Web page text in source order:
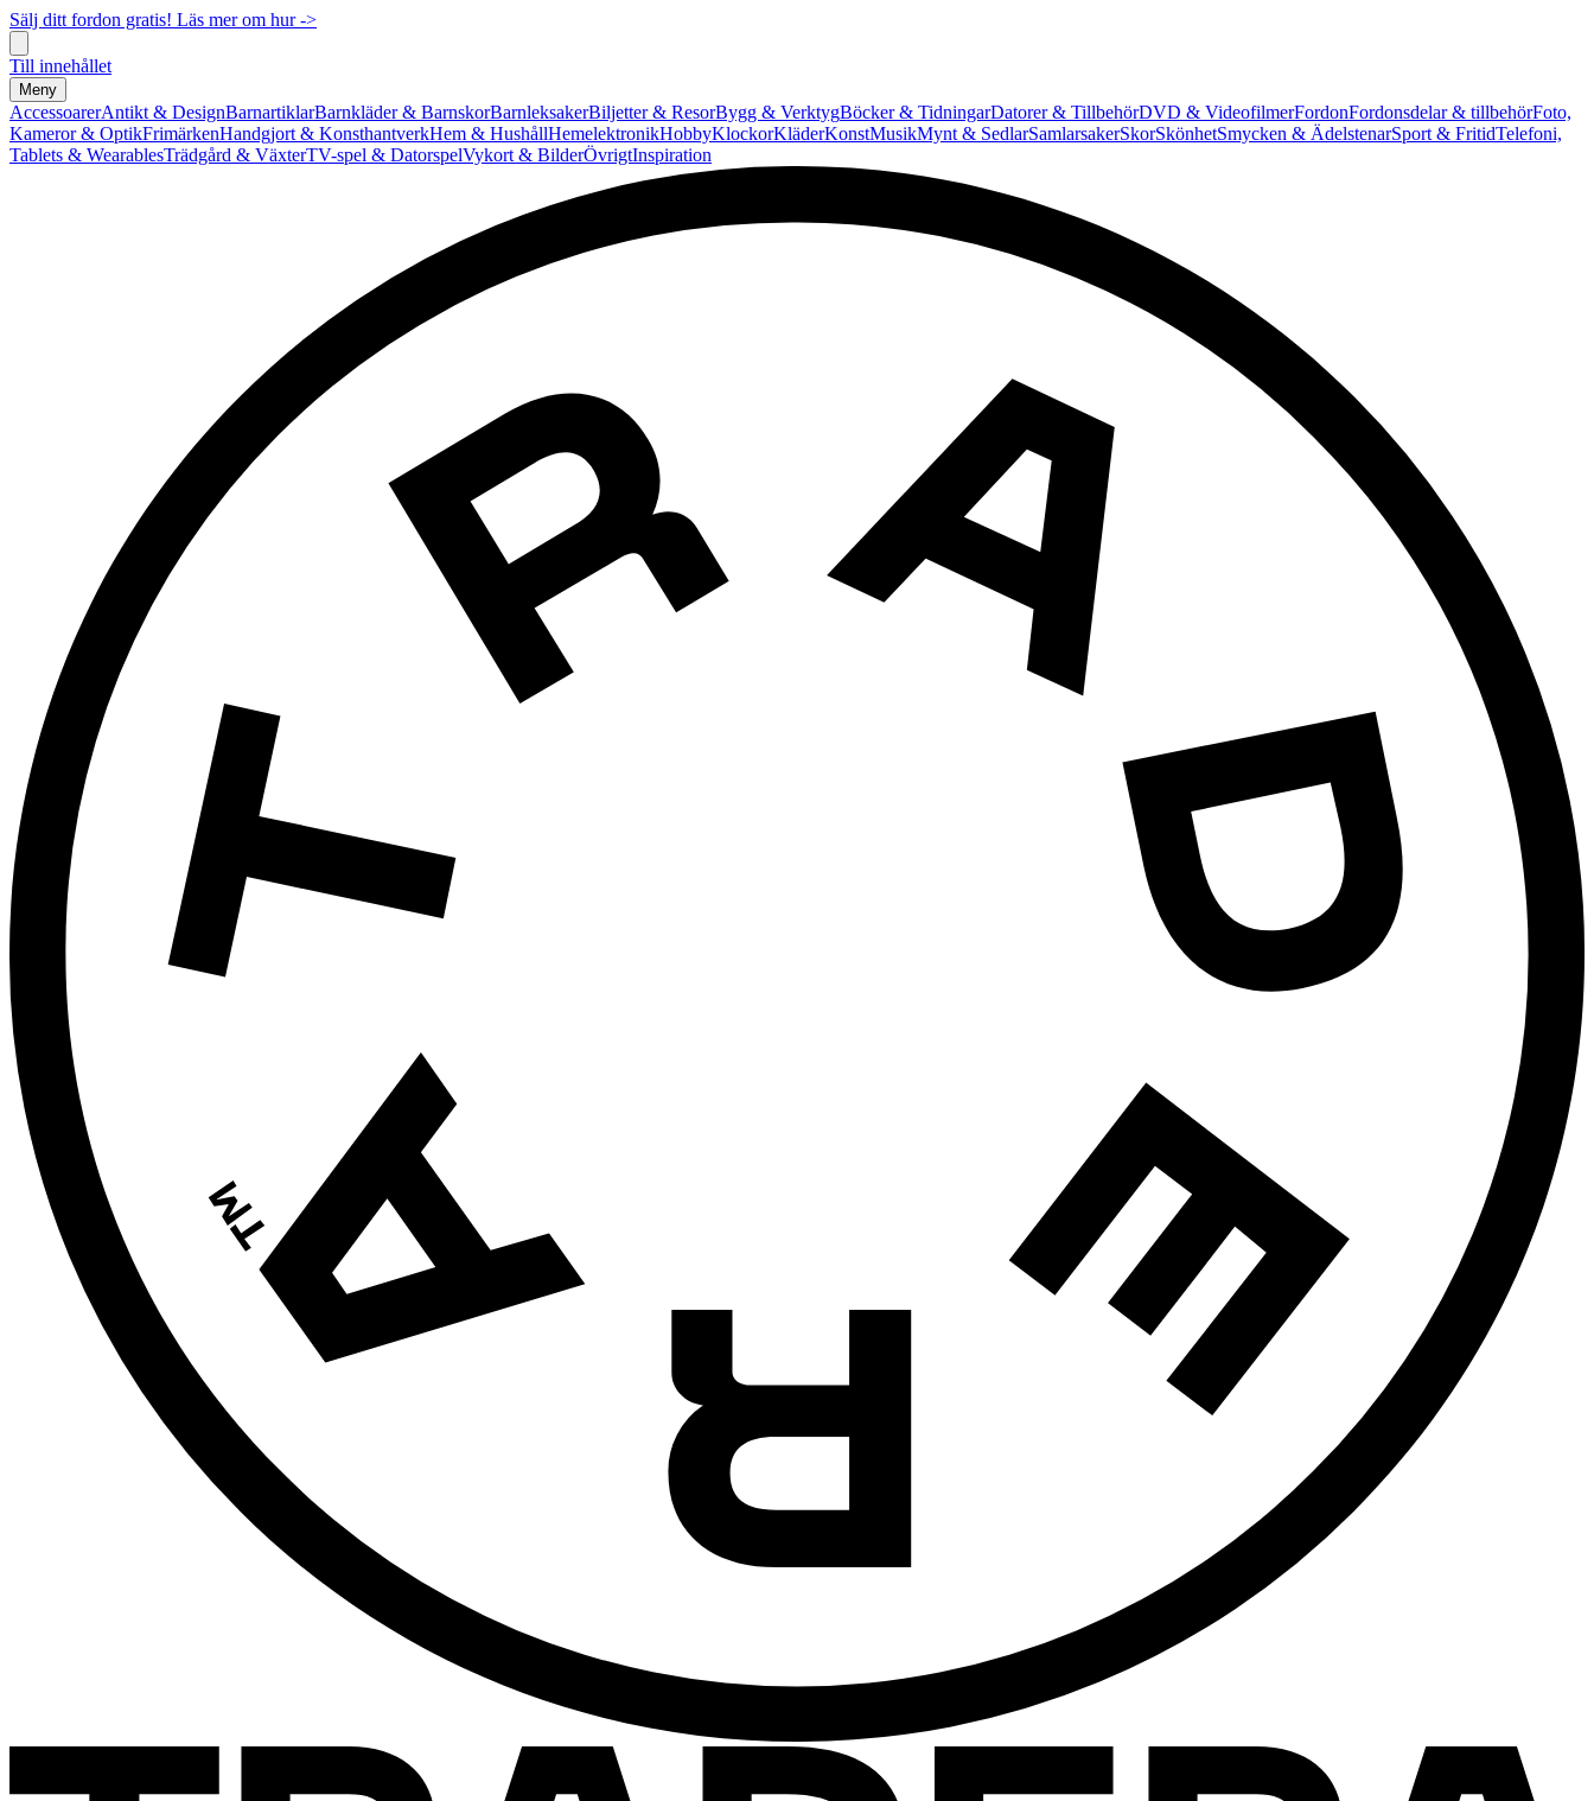
Sälj ditt fordon gratis! Läs mer om hur ->
Till innehållet
Meny
AccessoarerAntikt & DesignBarnartiklarBarnkläder & BarnskorBarnleksakerBiljetter & ResorBygg & VerktygBöcker & TidningarDatorer & TillbehörDVD & VideofilmerFordonFordonsdelar & tillbehörFoto,
Kameror & OptikFrimärkenHandgjort & KonsthantverkHem & HushållHemelektronikHobbyKlockorKläderKonstMusikMynt & SedlarSamlarsakerSkorSkönhetSmycken & ÄdelstenarSport & FritidTelefoni,
Tablets & WearablesTrädgård & VäxterTV-spel & DatorspelVykort & BilderÖvrigtInspiration